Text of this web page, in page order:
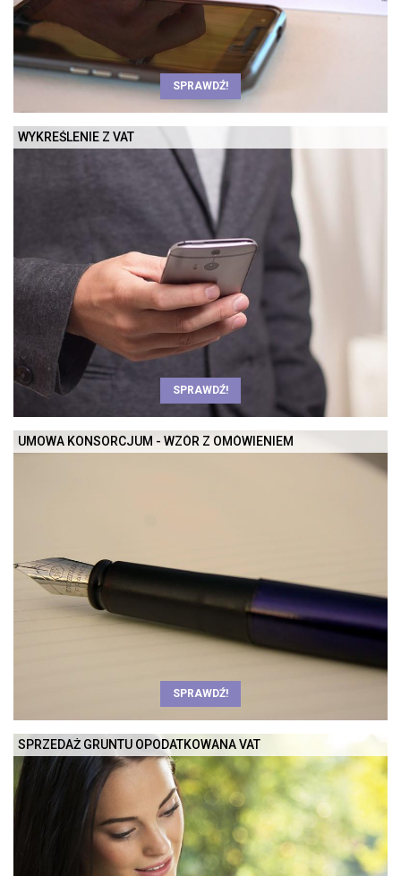
SPRAWDŹ!
WYKREŚLENIE Z VAT
SPRAWDŹ!
UMOWA KONSORCJUM - WZÓR Z OMÓWIENIEM
SPRAWDŹ!
SPRZEDAŻ GRUNTU OPODATKOWANA VAT